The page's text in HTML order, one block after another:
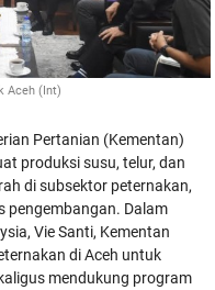
Aceh (Int)
Pertanian (Kementan)
produksi susu, telur, dan
di subsektor peternakan,
pengembangan. Dalam
Vie Santi, Kementan
di Aceh untuk
mendukung program